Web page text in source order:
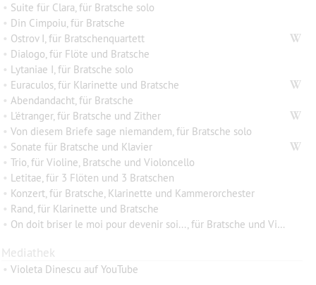
• Suite für Clara, für Bratsche solo
• Din Cimpoiu, für Bratsche
• Ostrov I, für Bratschenquartett
• Dialogo, für Flöte und Bratsche
• Lytaniae I, für Bratsche solo
• Euraculos, für Klarinette und Bratsche
• Abendandacht, für Bratsche
• L'étranger, für Bratsche und Zither
• Von diesem Briefe sage niemandem, für Bratsche solo
• Sonate für Bratsche und Klavier
• Trio, für Violine, Bratsche und Violoncello
• Letitae, für 3 Flöten und 3 Bratschen
• Konzert, für Bratsche, Klarinette und Kammerorchester
• Rand, für Klarinette und Bratsche
• On doit briser le moi pour devenir soi..., für Bratsche und Violoncello
Mediathek
• Violeta Dinescu auf YouTube